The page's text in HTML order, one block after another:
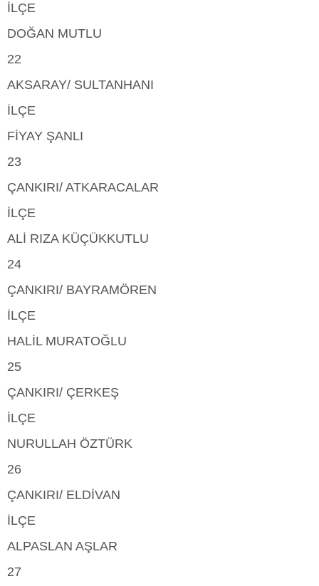
İLÇE
DOĞAN MUTLU
22
AKSARAY/ SULTANHANI
İLÇE
FİYAY ŞANLI
23
ÇANKIRI/ ATKARACALAR
İLÇE
ALİ RIZA KÜÇÜKKUTLU
24
ÇANKIRI/ BAYRAMÖREN
İLÇE
HALİL MURATOĞLU
25
ÇANKIRI/ ÇERKEŞ
İLÇE
NURULLAH ÖZTÜRK
26
ÇANKIRI/ ELDİVAN
İLÇE
ALPASLAN AŞLAR
27